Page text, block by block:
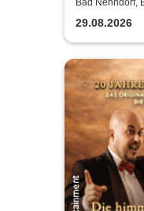
Bad Nenndorf,
29.08.2026